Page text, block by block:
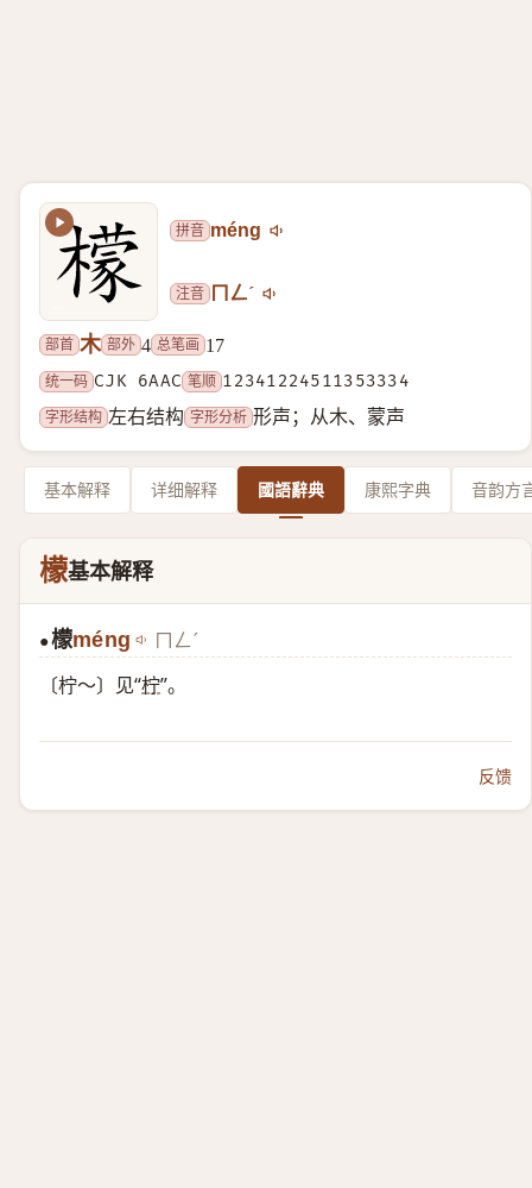
拼音 méng
注音 ㄇㄥˊ
部首 木 部外 4 总笔画 17
统一码 CJK 6AAC 笔顺 12341224511353334
字形结构 左右结构 字形分析 形声；从木、蒙声
基本解释 详细解释 國語辭典 康熙字典 音韵方
檬基本解释
●檬méng ㄇㄥˊ
〔柠～〕见“柠”。
反馈